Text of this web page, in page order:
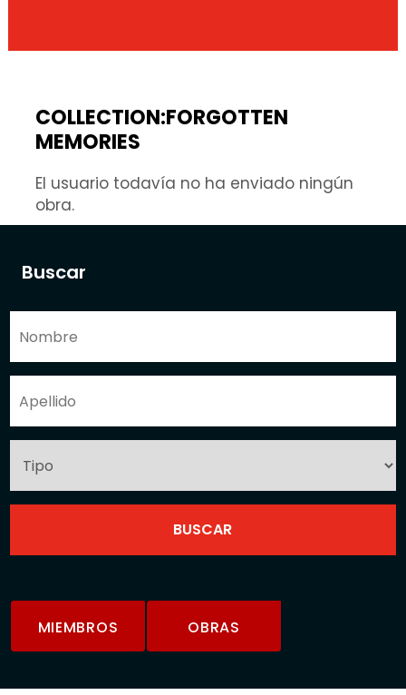
Buscar
MIEMBROS OBRAS
COLLECTION:FORGOTTEN
MEMORIES
El usuario todavía no ha enviado ningún
obra.